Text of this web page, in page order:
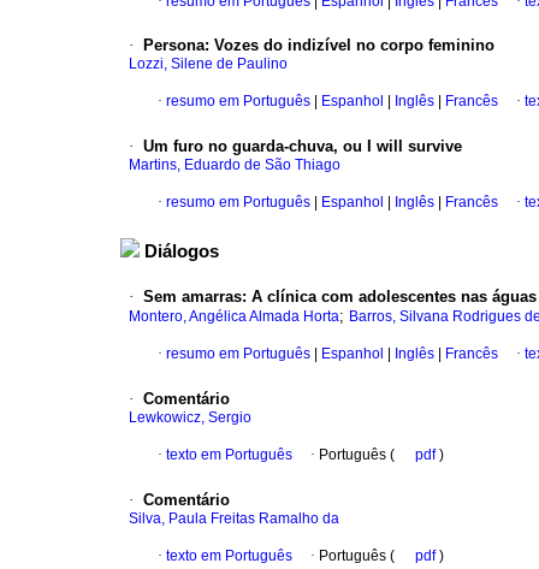
· Persona: Vozes do indizível no corpo feminino
Lozzi, Silene de Paulino
· resumo em Português Espanhol Inglês Francês ·
· Um furo no guarda-chuva, ou I will survive
Martins, Eduardo de São Thiago
· resumo em Português Espanhol Inglês Francês ·
Diálogos
· Sem amarras: A clínica com adolescentes nas
Montero, Angélica Almada Horta; Barros, Silvana Rodrigues
· resumo em Português Espanhol Inglês Francês ·
· Comentário
Lewkowicz, Sergio
· texto em Português · Português ( pdf)
· Comentário
Silva, Paula Freitas Ramalho da
· texto em Português · Português ( pdf)